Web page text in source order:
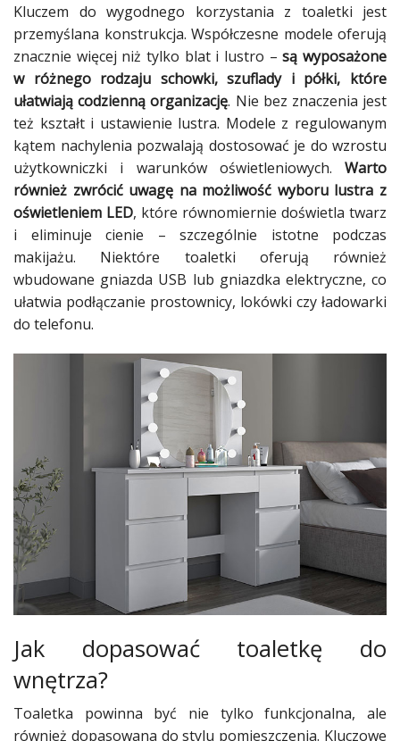
Kluczem do wygodnego korzystania z toaletki jest
przemyślana konstrukcja. Współczesne modele oferują
znacznie więcej niż tylko blat i lustro –są wyposażone
w różnego rodzaju schowki, szuflady i półki, które
ułatwiają codzienną organizację. Nie bez znaczenia jest
też kształt i ustawienie lustra. Modele z regulowanym
kątem nachylenia pozwalają dostosować je do wzrostu
użytkowniczki i warunków oświetleniowych. Warto
również zwrócić uwagę na możliwość wyboru lustra z
oświetleniem LED, które równomiernie doświetla twarz
i eliminuje cienie – szczególnie istotne podczas
makijażu. Niektóre toaletki oferują również
wbudowane gniazda USB lub gniazdka elektryczne, co
ułatwia podłączanie prostownicy, lokówki czy ładowarki
do telefonu.
Jak dopasować toaletkę do
wnętrza?
Toaletka powinna być nie tylko funkcjonalna, ale
również dopasowana do stylu pomieszczenia. Kluczowe